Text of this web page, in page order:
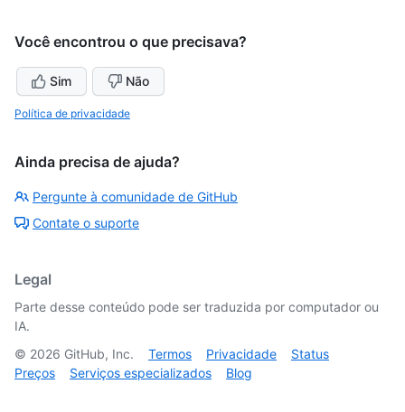
Você encontrou o que precisava?
Sim Não
Política de privacidade
Ainda precisa de ajuda?
Pergunte à comunidade de GitHub
Contate o suporte
Legal
Parte desse conteúdo pode ser traduzida por computador ou
IA.
© 2026 GitHub, Inc. Termos Privacidade
Status
Preços
Serviços especializados Blog